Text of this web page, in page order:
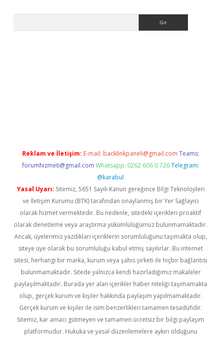
Reklam ve İletişim: E-mail: backlinkpaneli@gmail.com Teams:
forumhizmeti@gmail.com Whatsapp: 0262 606 0 726 Telegram:
@karabul
Yasal Uyarı: Sitemiz, 5651 Sayılı Kanun gereğince Bilgi Teknolojileri
ve İletişim Kurumu (BTK) tarafından onaylanmış bir Yer Sağlayıcı
olarak hizmet vermektedir. Bu nedenle, sitedeki içerikleri proaktif
olarak denetleme veya araştırma yükümlülüğümüz bulunmamaktadır.
Ancak, üyelerimiz yazdıkları içeriklerin sorumluluğunu taşımakta olup,
siteye üye olarak bu sorumluluğu kabul etmiş sayılırlar. Bu internet
sitesi, herhangi bir marka, kurum veya şahıs şirketi ile hiçbir bağlantısı
bulunmamaktadır. Sitede yalnızca kendi hazırladığımız makaleler
paylaşılmaktadır. Burada yer alan içerikler haber niteliği taşımamakta
olup, gerçek kurum ve kişiler hakkında paylaşım yapılmamaktadır.
Gerçek kurum ve kişiler ile isim benzerlikleri tamamen tesadüfidir.
Sitemiz, kar amacı gütmeyen ve tamamen ücretsiz bir bilgi paylaşım
platformudur. Hukuka ve yasal düzenlemelere aykırı olduğunu